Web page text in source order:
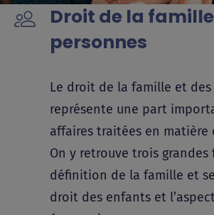
Droit de la
personnes
Le droit de la famille et
représente une part
affaires traitées en
On y retrouve trois grandes
définition de la famille et
droit des enfants et l’aspect